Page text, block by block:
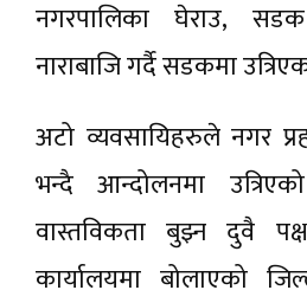
नगरपालिका घेराउ,
नाराबाजि गर्दै सडकमा
अटो व्यवसायिहरुले नगर
भन्दै आन्दोलनमा
वास्तविकता बुझ्न दुवै
कार्यालयमा बोलाएको